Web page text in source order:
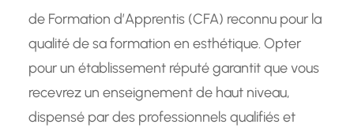
de Formation d’Apprentis (CFA) reconnu pour la
qualité de sa formation en esthétique. Opter
pour un établissement réputé garantit que vous
recevrez un enseignement de haut niveau,
dispensé par des professionnels qualifiés et